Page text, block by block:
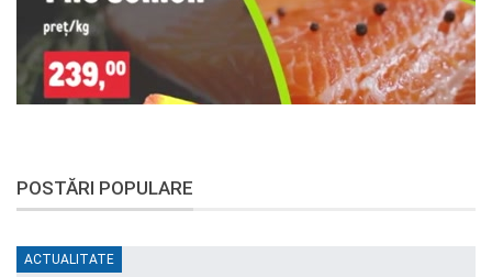
POSTĂRI POPULARE
ACTUALITATE